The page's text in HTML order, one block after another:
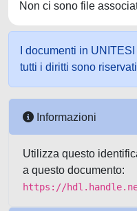
Non ci sono file
I documenti in
tutti i diritti sono
Informazioni
Utilizza questo
a questo documento:
https://